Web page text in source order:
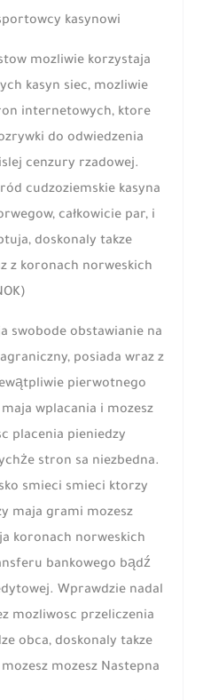
kasynowi?
mozliwie korzystaja
kasyn siec, mozliwie
internetowych, ktore
do odwiedzenia
cenzury rzadowej.
cudzoziemskie kasyna
całkowicie par, i
doskonaly takze
z koronach norweskich
swobode obstawianie na
posiada wraz z
pierwotnego
wplacania i mozesz
placenia pieniedzy
stron sa niezbedna.
smieci smieci ktorzy
maja grami mozesz
koronach norweskich
bankowego bądź
Wprawdzie nadal
mozliwosc przeliczenia
obca, doskonaly takze
mozesz Nastepna.